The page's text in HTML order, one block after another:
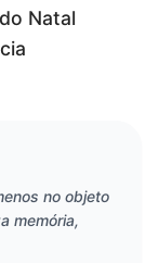
Natal
no objeto
memória,